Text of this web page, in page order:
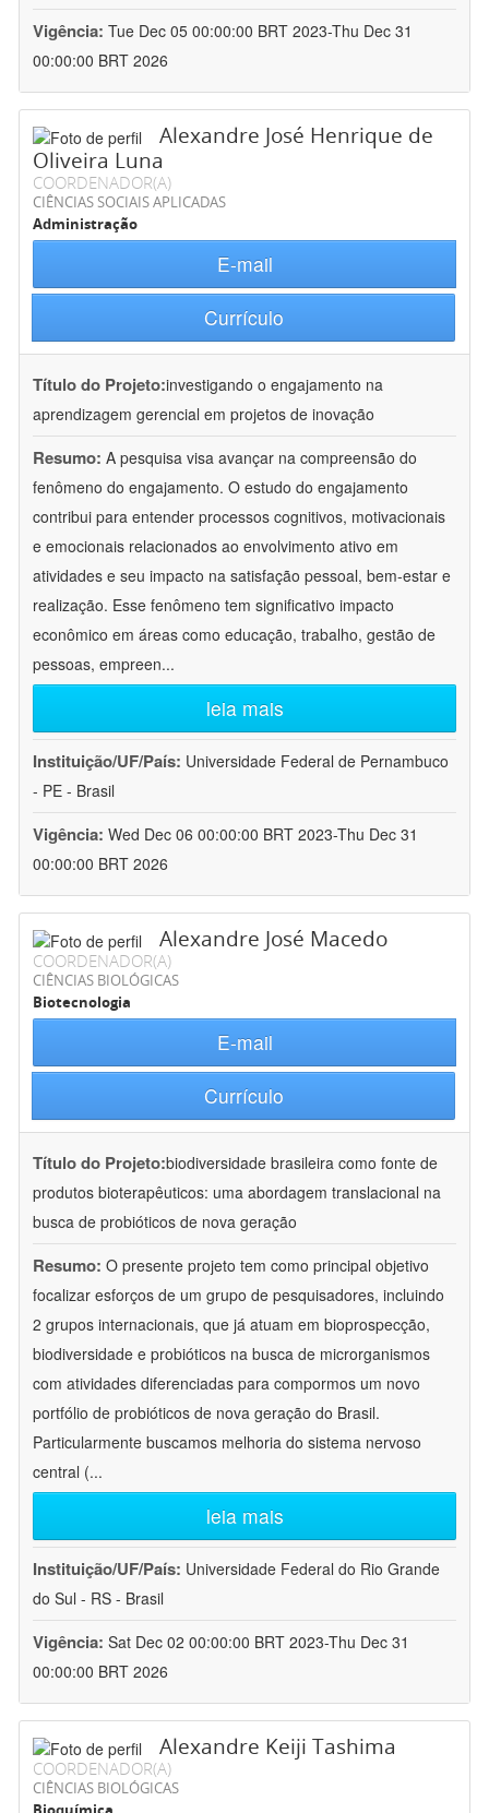
Vigência: Tue Dec 05 00:00:00 BRT 2023-Thu Dec 31
00:00:00 BRT 2026
Alexandre José Henrique de
Oliveira Luna
COORDENADOR(A)
CIÊNCIAS SOCIAIS APLICADAS
Administração
E-mail
Currículo
Título do Projeto:investigando o engajamento na
aprendizagem gerencial em projetos de inovação
Resumo: A pesquisa visa avançar na compreensão do
fenômeno do engajamento. O estudo do engajamento
contribui para entender processos cognitivos, motivacionais
e emocionais relacionados ao envolvimento ativo em
atividades e seu impacto na satisfação pessoal, bem-estar e
realização. Esse fenômeno tem significativo impacto
econômico em áreas como educação, trabalho, gestão de
pessoas, empreen...
leia mais
Instituição/UF/País: Universidade Federal de Pernambuco
- PE - Brasil
Vigência: Wed Dec 06 00:00:00 BRT 2023-Thu Dec 31
00:00:00 BRT 2026
Alexandre José Macedo
COORDENADOR(A)
CIÊNCIAS BIOLÓGICAS
Biotecnologia
E-mail
Currículo
Título do Projeto:biodiversidade brasileira como fonte de
produtos bioterapêuticos: uma abordagem translacional na
busca de probióticos de nova geração
Resumo: O presente projeto tem como principal objetivo
focalizar esforços de um grupo de pesquisadores, incluindo
2 grupos internacionais, que já atuam em bioprospecção,
biodiversidade e probióticos na busca de microrganismos
com atividades diferenciadas para compormos um novo
portfólio de probióticos de nova geração do Brasil.
Particularmente buscamos melhoria do sistema nervoso
central (...
leia mais
Instituição/UF/País: Universidade Federal do Rio Grande
do Sul - RS - Brasil
Vigência: Sat Dec 02 00:00:00 BRT 2023-Thu Dec 31
00:00:00 BRT 2026
Alexandre Keiji Tashima
COORDENADOR(A)
CIÊNCIAS BIOLÓGICAS